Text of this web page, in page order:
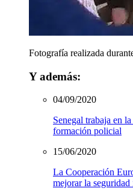
Fotografía realizada
Y además:
04/09/2020
Senegal trabaja en
formación policial
15/06/2020
La Cooperación
mejorar la seguridad